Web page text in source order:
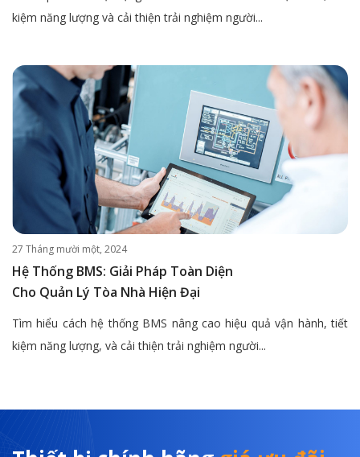
kiệm năng lượng và cải thiện trải nghiệm người...
27 Tháng mười một, 2024
Hệ Thống BMS: Giải Pháp Toàn Diện
Cho Quản Lý Tòa Nhà Hiện Đại
Tìm hiểu cách hệ thống BMS nâng cao hiệu quả vận hành, tiết
kiệm năng lượng, và cải thiện trải nghiệm người...